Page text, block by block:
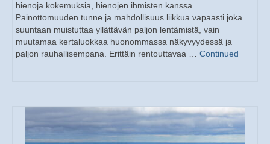
hienoja kokemuksia, hienojen ihmisten kanssa.
Painottomuuden tunne ja mahdollisuus liikkua vapaasti joka
suuntaan muistuttaa yllättävän paljon lentämistä, vain
muutamaa kertaluokkaa huonommassa näkyvyydessä ja
paljon rauhallisempana. Erittäin rentouttavaa … Continued